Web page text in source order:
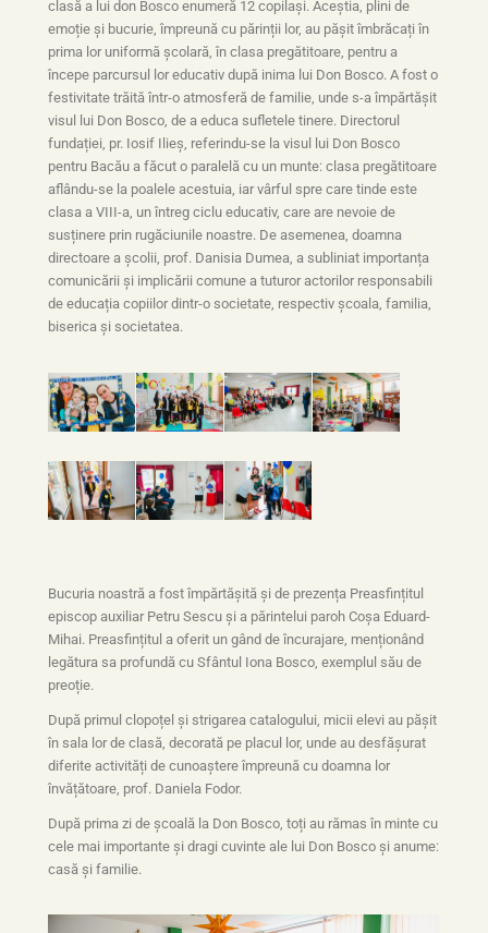
clasă a lui don Bosco enumeră 12 copilași. Aceștia, plini de
emoție și bucurie, împreună cu părinții lor, au pășit îmbrăcați în
prima lor uniformă școlară, în clasa pregătitoare, pentru a
începe parcursul lor educativ după inima lui Don Bosco. A fost o
festivitate trăită într-o atmosferă de familie, unde s-a împărtășit
visul lui Don Bosco, de a educa sufletele tinere. Directorul
fundației, pr. Iosif Ilieș, referindu-se la visul lui Don Bosco
pentru Bacău a făcut o paralelă cu un munte: clasa pregătitoare
aflându-se la poalele acestuia, iar vârful spre care tinde este
clasa a VIII-a, un întreg ciclu educativ, care are nevoie de
susținere prin rugăciunile noastre. De asemenea, doamna
directoare a școlii, prof. Danisia Dumea, a subliniat importanța
comunicării și implicării comune a tuturor actorilor responsabili
de educația copiilor dintr-o societate, respectiv școala, familia,
biserica și societatea.
Bucuria noastră a fost împărtășită și de prezența Preasfințitul
episcop auxiliar Petru Sescu și a părintelui paroh Coșa Eduard-
Mihai. Preasfințitul a oferit un gând de încurajare, menționând
legătura sa profundă cu Sfântul Iona Bosco, exemplul său de
preoție.
După primul clopoțel și strigarea catalogului, micii elevi au pășit
în sala lor de clasă, decorată pe placul lor, unde au desfășurat
diferite activități de cunoaștere împreună cu doamna lor
învățătoare, prof. Daniela Fodor.
După prima zi de școală la Don Bosco, toți au rămas în minte cu
cele mai importante și dragi cuvinte ale lui Don Bosco și anume:
casă și familie.